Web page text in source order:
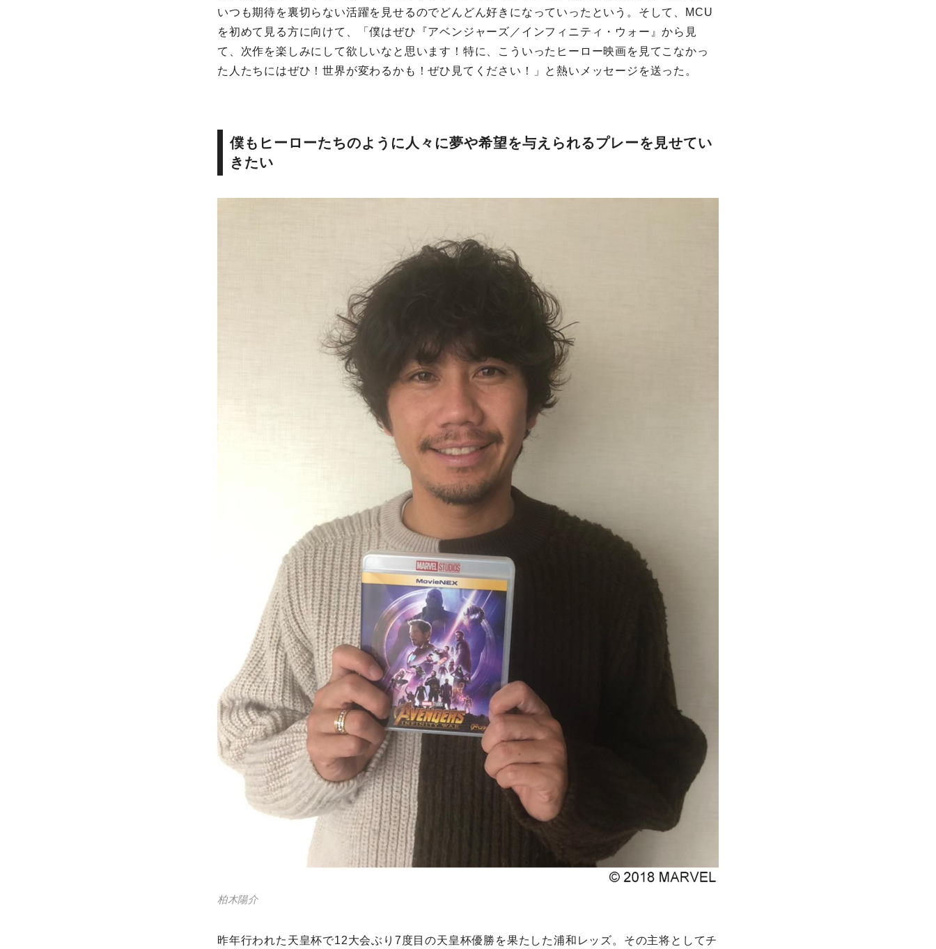
いつも期待を裏切らない活躍を見せるのでどんどん好きになっていったという。そして、MCU
を初めて見る方に向けて、「僕はぜひ『アベンジャーズ／インフィニティ・ウォー』から見
て、次作を楽しみにして欲しいなと思います！特に、こういったヒーロー映画を見てこなかっ
た人たちにはぜひ！世界が変わるかも！ぜひ見てください！」と熱いメッセージを送った。
僕もヒーローたちのように人々に夢や希望を与えられるプレーを見せてい
きたい
柏木陽介
昨年行われた天皇杯で12大会ぶり7度目の天皇杯優勝を果たした浦和レッズ。その主将としてチ